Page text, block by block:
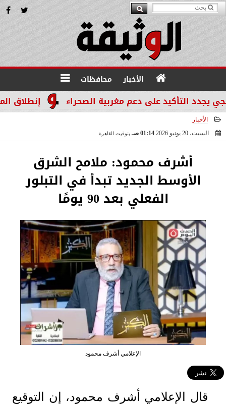
الأخبار محافظات
إنطلاق المرحله الثالثة بالموجة 29 التأكيد على دعم مغربية الصحراء
الأخبار
السبت، 20 يونيو 2026
01:14 صـ بتوقيت القاهرة
أشرف محمود: ملامح الشرق
الأوسط الجديد تبدأ في التبلور
الفعلي بعد 90 يومًا
الإعلامي أشرف محمود
قال الإعلامي أشرف محمود، إن التوقيع